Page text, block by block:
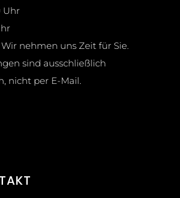
Uhr
nehmen uns Zeit für Sie.
sind ausschließlich
nicht per E-Mail.